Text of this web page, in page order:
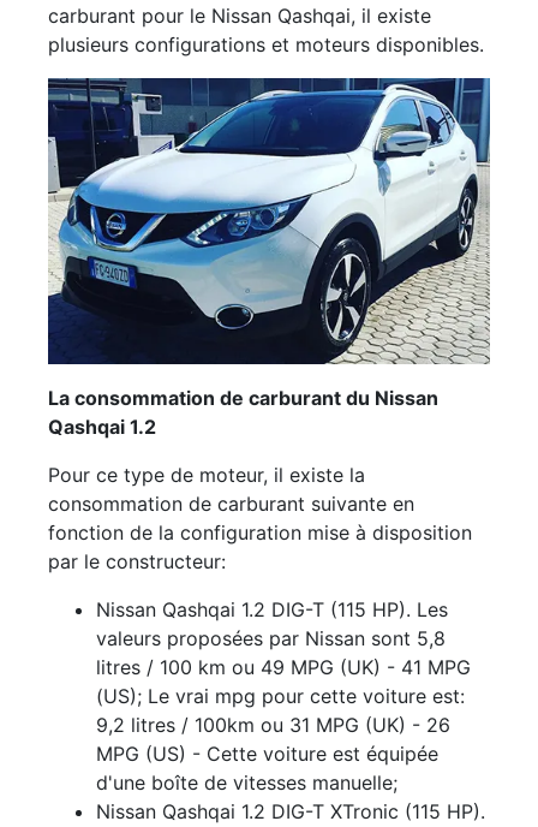
carburant pour le Nissan Qashqai, il existe
plusieurs configurations et moteurs disponibles.
La consommation de carburant du Nissan
Qashqai 1.2
Pour ce type de moteur, il existe la
consommation de carburant suivante en
fonction de la configuration mise à disposition
par le constructeur:
Nissan Qashqai 1.2 DIG-T (115 HP). Les
valeurs proposées par Nissan sont 5,8
litres / 100 km ou 49 MPG (UK) - 41 MPG
(US); Le vrai mpg pour cette voiture est:
9,2 litres / 100km ou 31 MPG (UK) - 26
MPG (US) - Cette voiture est équipée
d'une boîte de vitesses manuelle;
Nissan Qashqai 1.2 DIG-T XTronic (115 HP).